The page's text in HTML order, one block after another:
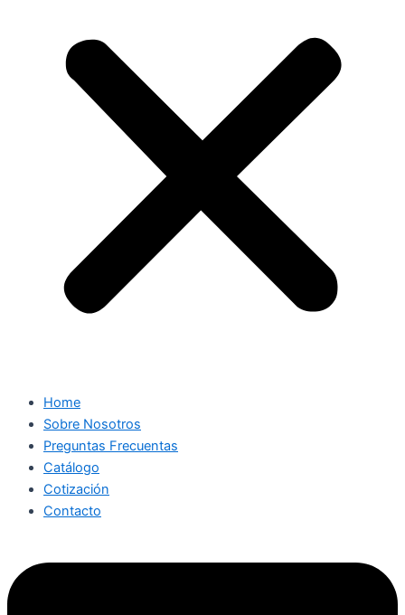
Home
Sobre Nosotros
Preguntas Frecuentas
Catálogo
Cotización
Contacto